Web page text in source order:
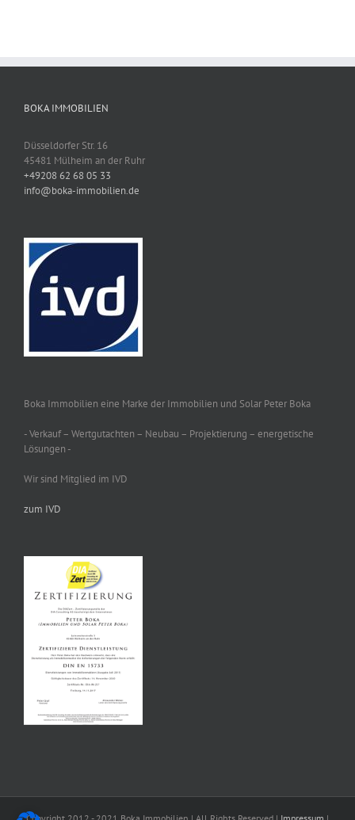
BOKA IMMOBILIEN
Düsseldorfer Str. 16
45481 Mülheim an der Ruhr
+49208 62 68 05 33
info@boka-immobilien.de
Boka Immobilien eine Marke der Immobilien und Solar Peter Boka
- Verkauf – Wertgutachten – Neubau – Projektierung – energetische
Lösungen -
Wir sind Mitglied im IVD
zum IVD